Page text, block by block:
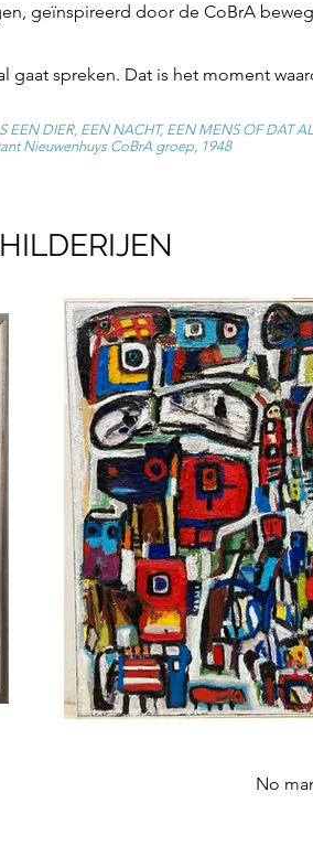
geïnspireerd door de CoBrA
spreken. Dat is het moment
EEN DIER, EEN NACHT, EEN MENS OF DAT
Nieuwenhuys CoBrA groep, 1948
No